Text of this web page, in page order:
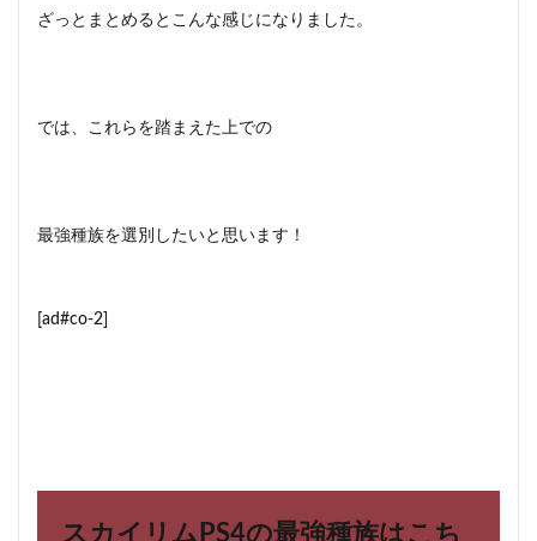
ざっとまとめるとこんな感じになりました。
では、これらを踏まえた上での
最強種族を選別したいと思います！
[ad#co-2]
スカイリムPS4の最強種族はこち